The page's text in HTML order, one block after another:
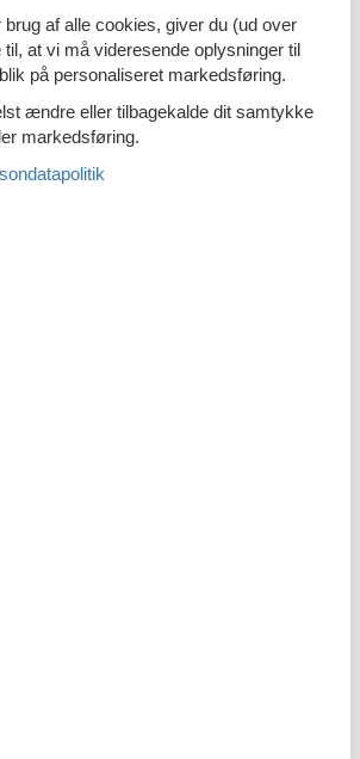
Cadzand-Bad er også vært for
arrangementer og kan
hundevenlige terrasser. Cadzand-Bad er
– det er en kystperle! Udforsk
butikker, nyd frisk fisk og skaldyr, eller
stjernede Pure C. Kun 13 km væk
belgiske ferieby Knokke dig til endnu
af alle cookies, giver du (ud over
at vi må videresende oplysninger til
på personaliseret markedsføring.
ændre eller tilbagekalde dit samtykke
markedsføring.